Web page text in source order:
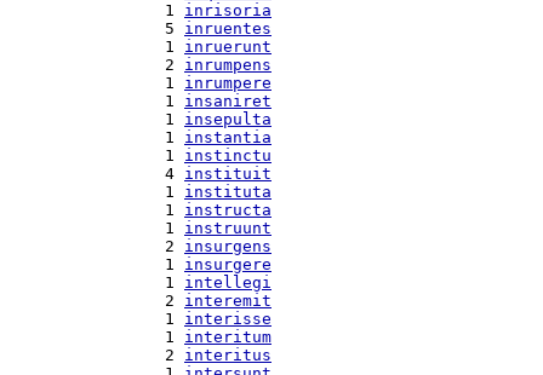
  1
inrisoria
  5
inruentes
  1
inruerunt
  2
inrumpens
  1
inrumpere
  1
insaniret
  1
insepulta
  1
instantia
  1
instinctu
  4
instituit
  1
instituta
  1
instructa
  1
instruunt
  2
insurgens
  1
insurgere
  1
intellegi
  2
interemit
  1
interisse
  1
interitum
  2
interitus